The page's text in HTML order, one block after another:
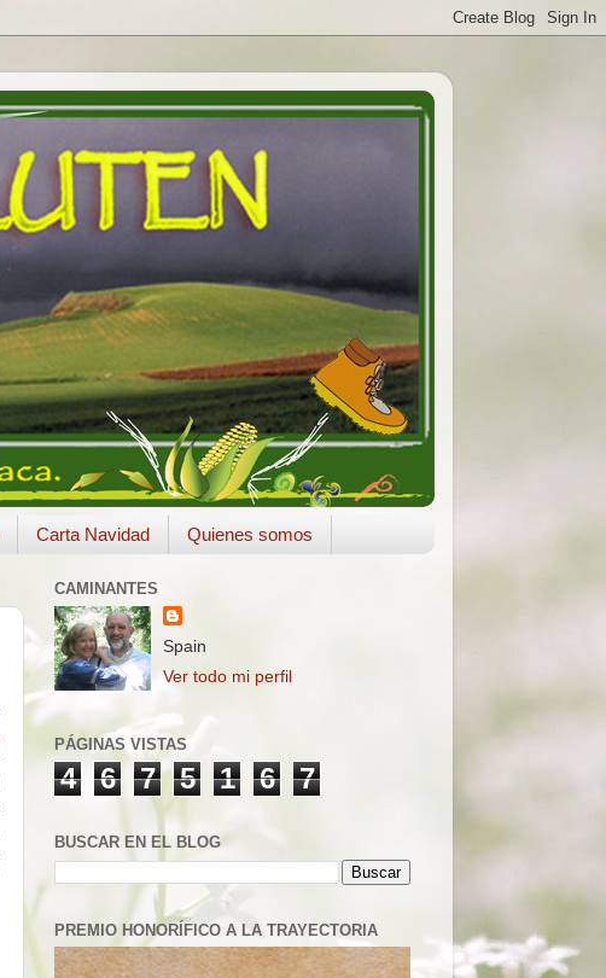
Carta Navidad Quienes somos
CAMINANTES
Spain
Ver todo mi perfil
PÁGINAS VISTAS
4 6 7 5 1 6 7
BUSCAR EN EL BLOG
PREMIO HONORÍFICO A LA TRAYECTORIA